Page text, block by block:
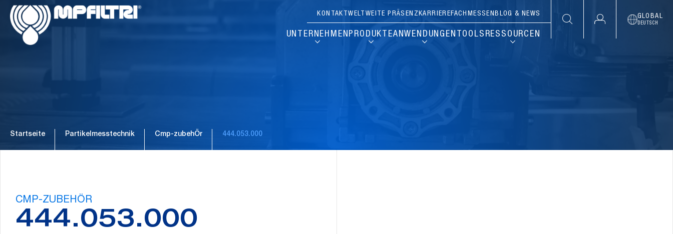
Zum
Inhalt
springen
Fußzeile
springen
KONTAKTWELTWEITE PRÄSENZKARRIEREFACHMESSENBLOG & NEWS
UNTERNEHMENPRODUKTEANWENDUNGEN TOOLS RESSOURCEN
GLOBAL
DEUTSCH
Startseite Partikelmesstechnik Cmp-zubehÖr 444.053.000
CMP-ZUBEHÖR
444.053.000